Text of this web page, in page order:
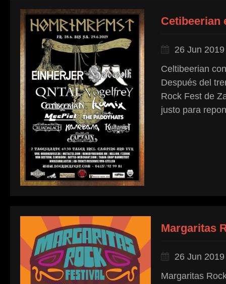
Cetibeerian
26 Jun 2019
Celtibeerian
Después del
Rock Fest de
justo para
Margaritas
26 Jun 2019
Margaritas